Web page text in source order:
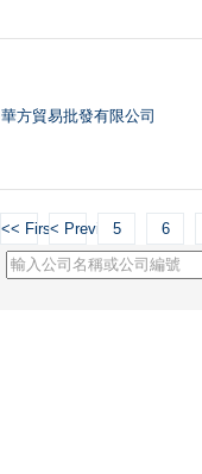
華方貿易批發有限公司
<< First< Previous
5 6